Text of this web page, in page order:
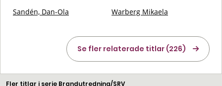
Sandén, Dan-Ola Warberg Mikaela
Se fler relaterade titlar (226)
Fler titlar i serie Brandutredning/SRV